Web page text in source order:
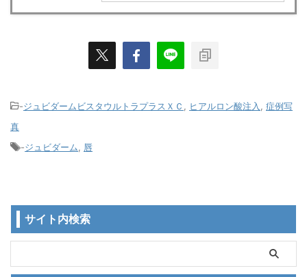
-ジュビダームビスタウルトラプラスＸＣ ヒアルロン酸注入
症例写
真
-ジュビダーム 唇
サイト内検索